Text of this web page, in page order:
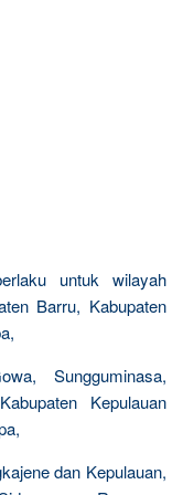
untuk wilayah
Barru, Kabupaten
Sungguminasa,
Kepulauan
dan Kepulauan,